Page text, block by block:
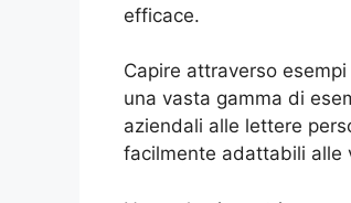
efficace.
Capire attraverso
una vasta gamma di
aziendali alle lettere
facilmente adattabili alle